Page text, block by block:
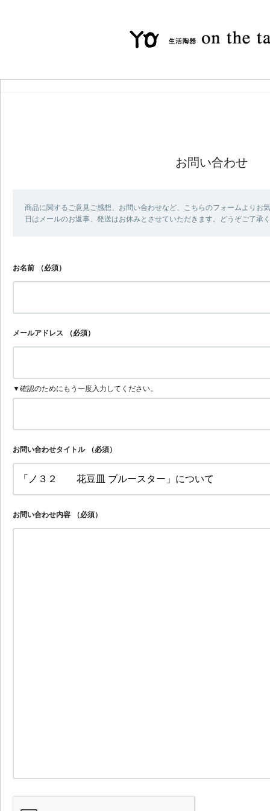
お問い合わせ
商品に関するご意見ご感想、お問い合わせなど、こちらのフォームよりお
日はメールのお返事、発送はお休みとさせていただきます。どうぞご了承
お名前 （必須）
メールアドレス （必須）
▼確認のためにもう一度入力してください。
お問い合わせタイトル （必須）
お問い合わせ内容 （必須）